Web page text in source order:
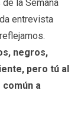
la Semana
entrevista
negros,
pero tú al
a